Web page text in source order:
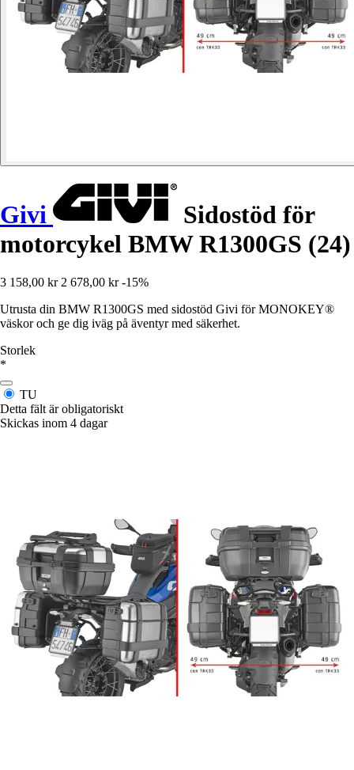
Givi
Sidostöd för
motorcykel BMW R1300GS (24)
3 158,00 kr 2 678,00 kr -15%
Utrusta din BMW R1300GS med sidostöd Givi för MONOKEY®
väskor och ge dig iväg på äventyr med säkerhet.
Storlek
*
TU
Detta fält är obligatoriskt
Skickas inom 4 dagar